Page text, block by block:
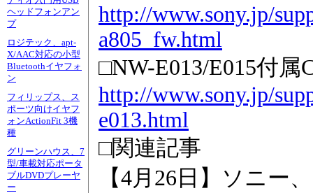
ヘッドフォンアン
プ
ロジテック、apt-
X/AAC対応の小型
Bluetoothイヤフォ
ン
フィリップス、ス
ポーツ向けイヤフ
ォンActionFit 3機
種
グリーンハウス、7
型/車載対応ポータ
ブルDVDプレーヤ
ー
http://www.sony.jp/
a805_fw.html
□NW-E013/E015付
http://www.sony.jp/
e013.html
□関連記事
【4月26日】ソニー